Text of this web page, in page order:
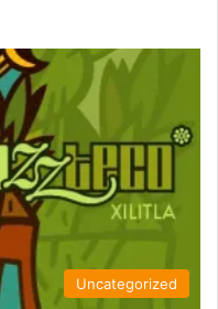
Uncategorized